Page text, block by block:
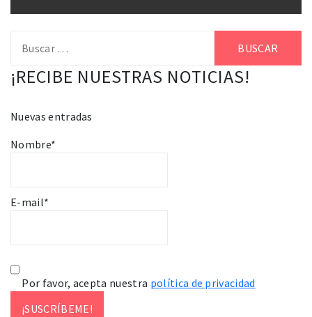
¡RECIBE NUESTRAS NOTICIAS!
Nuevas entradas
Nombre*
E-mail*
Por favor, acepta nuestra política de privacidad